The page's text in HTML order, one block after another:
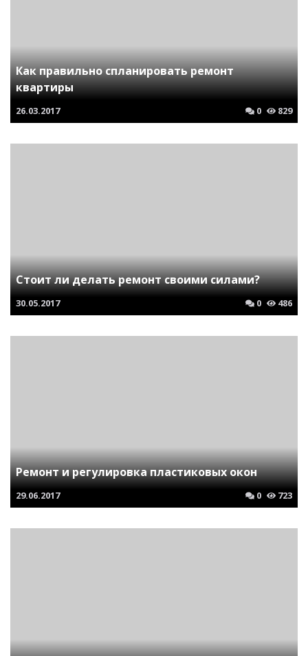
Как правильно спланировать ремонт
квартиры
26.03.2017 0 829
Стоит ли делать ремонт своими силами?
30.05.2017 0 486
Ремонт и регулировка пластиковых окон
29.06.2017 0 723